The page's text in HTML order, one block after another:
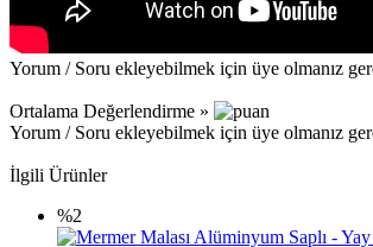
Yorum / Soru ekleyebilmek için üye olmanız
Ortalama Değerlendirme »
Yorum / Soru ekleyebilmek için üye olmanız
İlgili Ürünler
%2